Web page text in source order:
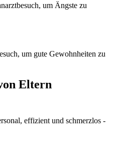
um Ängste zu
um gute Gewohnheiten zu
Eltern